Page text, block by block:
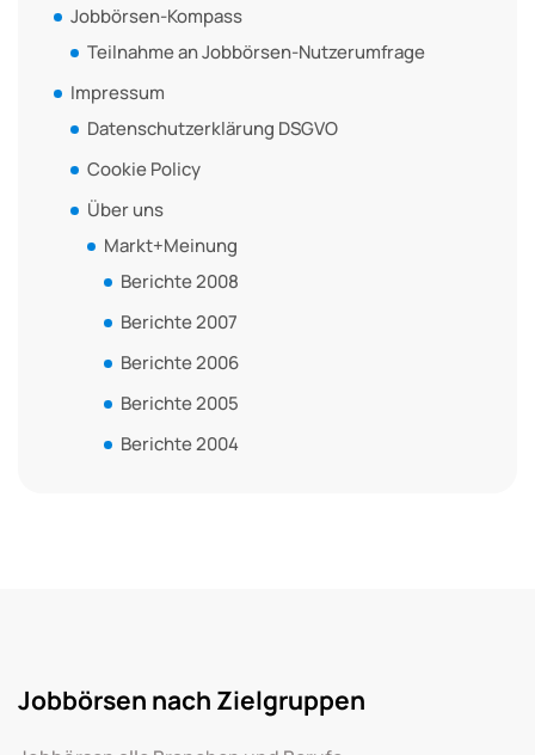
Jobbörsen-Kompass
Teilnahme an Jobbörsen-Nutzerumfrage
Impressum
Datenschutzerklärung DSGVO
Cookie Policy
Über uns
Markt+Meinung
Berichte 2008
Berichte 2007
Berichte 2006
Berichte 2005
Berichte 2004
Jobbörsen nach Zielgruppen